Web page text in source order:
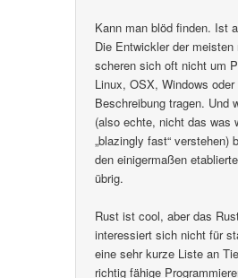
Kann man blöd finden. Ist
Die Entwickler der meisten
scheren sich oft nicht um
Linux, OSX, Windows
Beschreibung tragen. Und
(also echte, nicht das was
„blazingly fast“ verstehen)
den einigermaßen
übrig.
Rust ist cool, aber das
interessiert sich nicht für
eine sehr kurze Liste an
richtig fähige